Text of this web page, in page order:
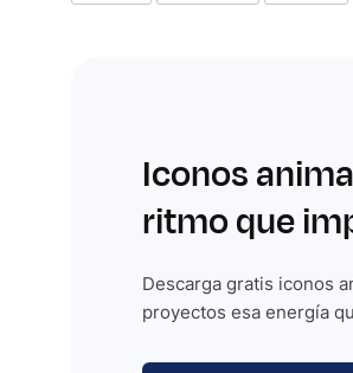
Iconos
ritmo que
Descarga gratis iconos
proyectos esa energía